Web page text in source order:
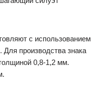
с использованием
производства знака
0,8-1,2 мм.